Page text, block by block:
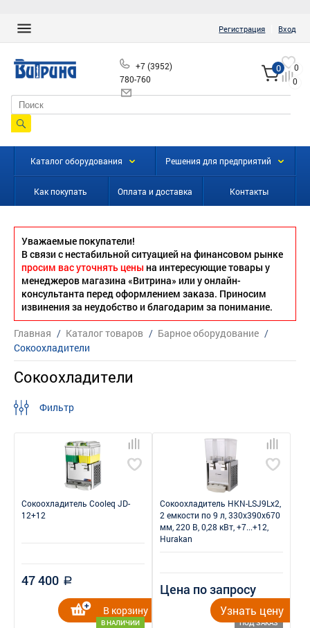
Регистрация Вход
+7 (3952)
780-760
0
0
0
Каталог оборудования Решения для предприятий
Как покупать Оплата и доставка Контакты
Уважаемые покупатели!
В связи с нестабильной ситуацией на финансовом рынке
просим вас уточнять цены на интересующие товары у
менеджеров магазина «Витрина» или у онлайн-
консультанта перед оформлением заказа. Приносим
извинения за неудобство и благодарим за понимание.
Главная / Каталог товаров / Барное оборудование /
Сокоохладители
Сокоохладители
Фильтр
Сокоохладитель Cooleq JD-
12+12
47 400 a
В НАЛИЧИИ
В корзину
Сокоохладитель HKN-LSJ9Lx2,
2 емкости по 9 л, 330x390x670
мм, 220 В, 0,28 кВт, +7...+12,
Hurakan
Цена по запросу
ПОД ЗАКАЗ
Узнать цену